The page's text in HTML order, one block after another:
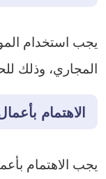
يجب استخدام
المجاري، وذلك
الاهتمام
يجب الاهتمام